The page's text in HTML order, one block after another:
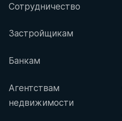
Сотрудничество
Застройщикам
Банкам
Агентствам
недвижимости